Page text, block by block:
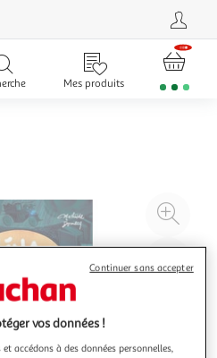
Mes produits
à
vos données !
accédons à des données personnelles,
Continuer sans accepter